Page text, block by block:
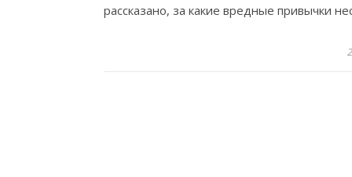
рассказано, за какие вредные привычки